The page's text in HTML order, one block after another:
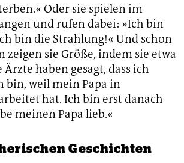
Oder sie spielen im
und rufen dabei: »Ich bin
bin die Strahlung!« Und schon
zeigen sie Größe, indem sie etwa
haben gesagt, dass ich
bin, weil mein Papa in
hat. Ich bin erst danach
meinen Papa lieb.«
Geschichten